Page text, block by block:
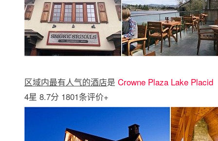
区域内最有人气的酒店是 Crowne Plaza Lake Placid
4星 8.7分 1801条评价+